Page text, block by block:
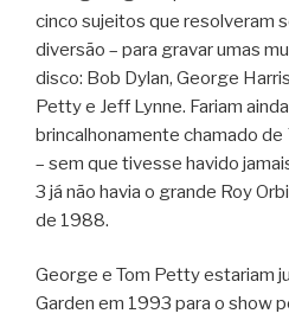
cinco sujeitos que resolveram
diversão – para gravar umas
disco: Bob Dylan, George
Petty e Jeff Lynne. Fariam
brincalhonamente chamado de
– sem que tivesse havido
3 já não havia o grande Roy
de 1988.
George e Tom Petty estariam
Garden em 1993 para o show